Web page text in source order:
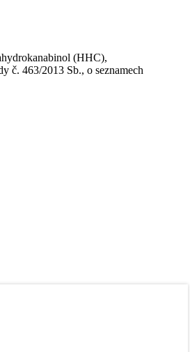
(HHC),
č. 463/2013 Sb., o seznamech